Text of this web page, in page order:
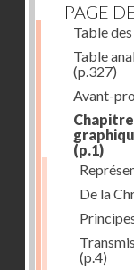
PAGE
Table
Table
(p.327)
Avant-
(p.1)
De la
(p.4)